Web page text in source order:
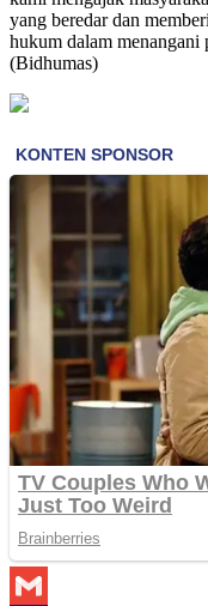
yang beredar dan
hukum dalam
(Bidhumas)